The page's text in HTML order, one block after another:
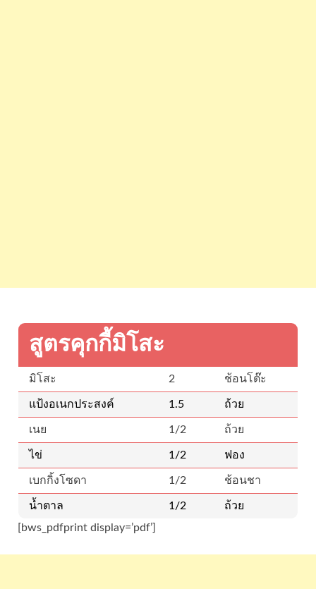
สูตรคุกกี้มิโสะ
มิโสะ 2 ช้อนโต๊ะ
แป้งอเนกประสงค์ 1.5 ถ้วย
เนย 1/2 ถ้วย
ไข่ 1/2 ฟอง
เบกกิ้งโซดา 1/2 ช้อนชา
น้ำตาล 1/2
ถ้วย
[bws_pdfprint display=’pdf’]